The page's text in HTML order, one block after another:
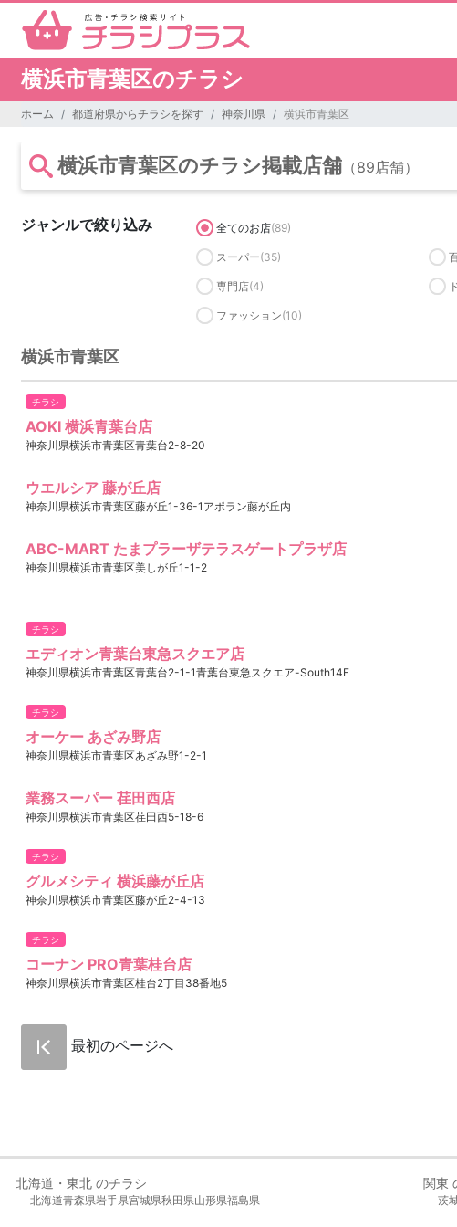
横浜市青葉区のチラシ
ホーム 都道府県からチラシを探す 神奈川県 横浜市青葉区
横浜市青葉区のチラシ掲載店舗 （89店舗）
ジャンルで絞り込み 全てのお店(89)
スーパー(35)
専門店(4)
ファッション(10)
横浜市青葉区
チラシ
AOKI 横浜青葉台店
神奈川県横浜市青葉区青葉台2-8-20
ウエルシア 藤が丘店
神奈川県横浜市青葉区藤が丘1-36-1アポラン藤が丘内
ABC-MART たまプラーザテラスゲートプラザ店
神奈川県横浜市青葉区美しが丘1-1-2
チラシ
エディオン青葉台東急スクエア店
神奈川県横浜市青葉区青葉台2-1-1青葉台東急スクエア-South14F
チラシ
オーケー あざみ野店
神奈川県横浜市青葉区あざみ野1-2-1
業務スーパー 荏田西店
神奈川県横浜市青葉区荏田西5-18-6
チラシ
グルメシティ 横浜藤が丘店
神奈川県横浜市青葉区藤が丘2-4-13
チラシ
コーナン PRO青葉桂台店
神奈川県横浜市青葉区桂台2丁目38番地5
最初のページへ
北海道・東北 のチラシ
北海道青森県岩手県宮城県秋田県山形県福島県
関東
茨